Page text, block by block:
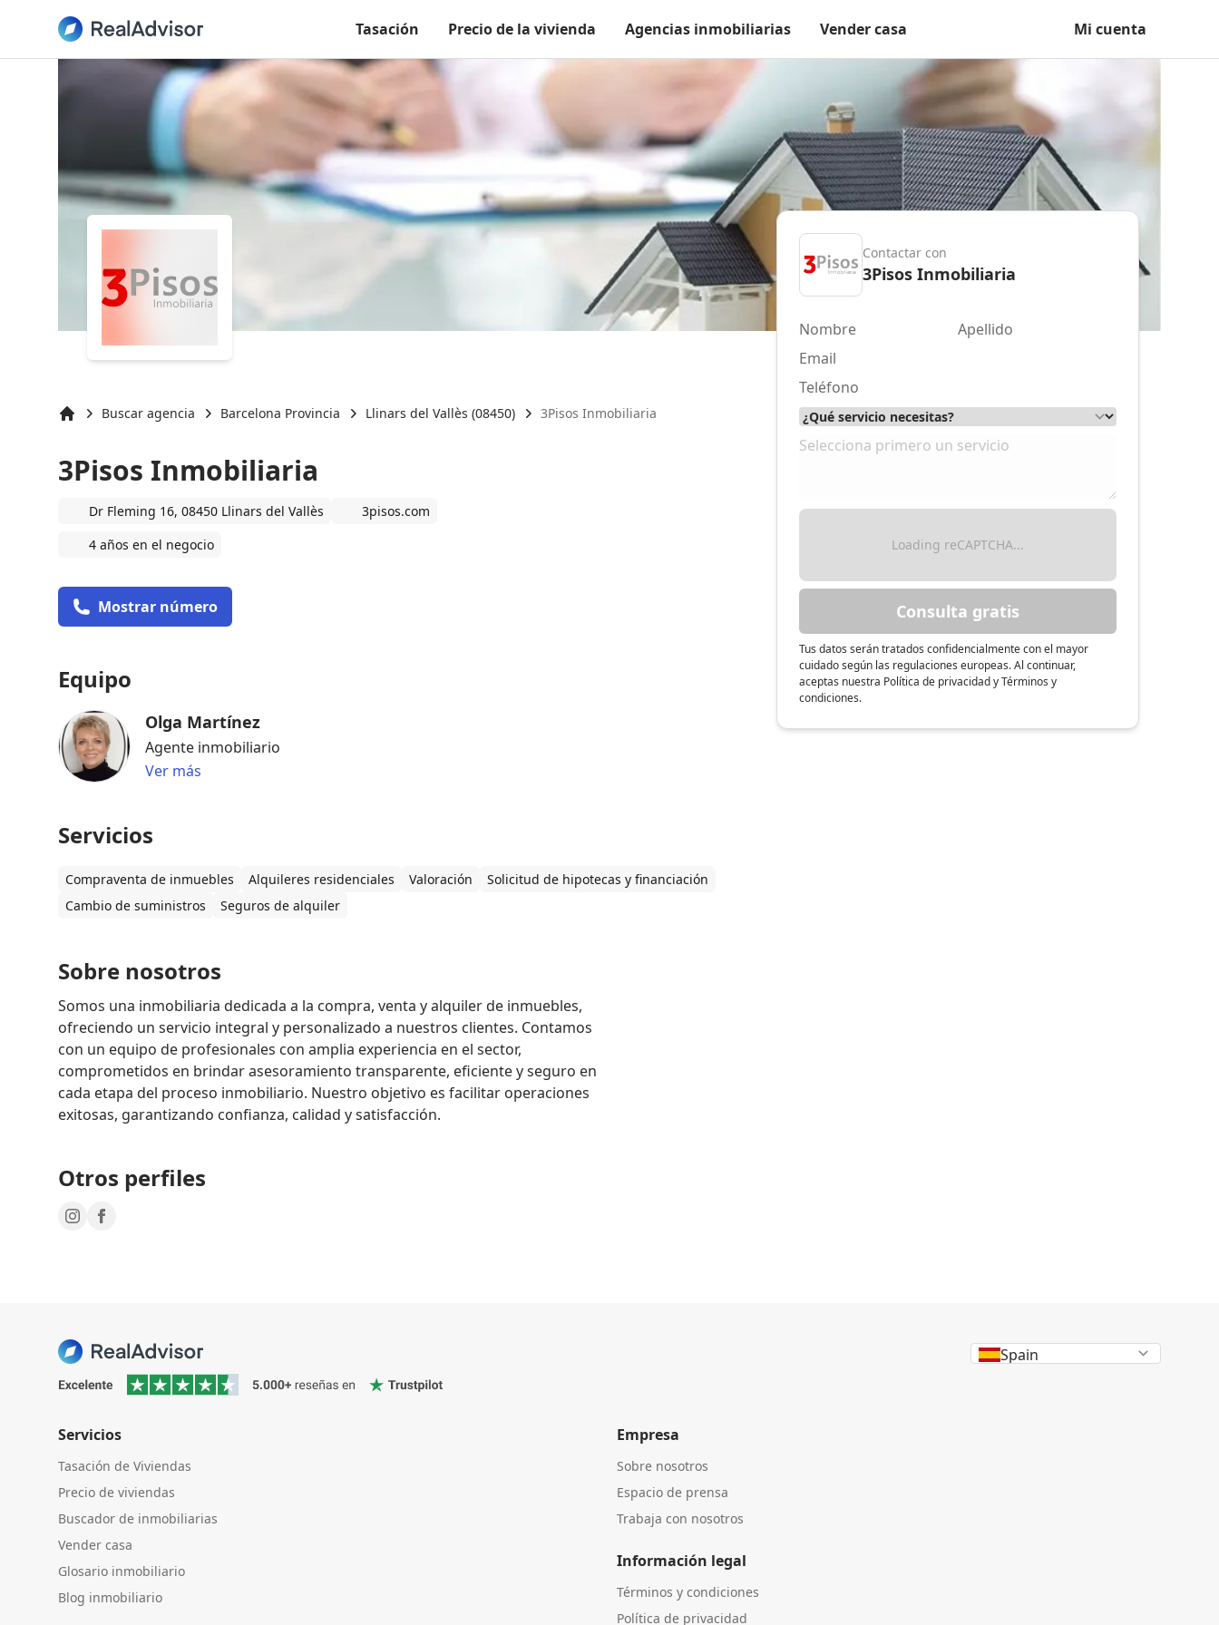
Tasación Precio de la vivienda Agencias inmobiliarias Vender casa Mi cuenta
Buscar agencia Barcelona Provincia Llinars del Vallès (08450) 3Pisos Inmobiliaria
3Pisos Inmobiliaria
Dr Fleming 16, 08450 Llinars del Vallès
3pisos.com
4 años en el negocio
Mostrar número
Equipo
Olga Martínez
Agente inmobiliario
Ver más
Servicios
Compraventa de inmuebles Alquileres residenciales Valoración
Solicitud de hipotecas y financiación
Cambio de suministros
Seguros de alquiler
Sobre nosotros
Somos una inmobiliaria dedicada a la compra, venta y alquiler de inmuebles,
ofreciendo un servicio integral y personalizado a nuestros clientes. Contamos
con un equipo de profesionales con amplia experiencia en el sector,
comprometidos en brindar asesoramiento transparente, eficiente y seguro en
cada etapa del proceso inmobiliario. Nuestro objetivo es facilitar operaciones
exitosas, garantizando confianza, calidad y satisfacción.
Otros perfiles
Contactar con
3Pisos Inmobiliaria
Loading reCAPTCHA...
Consulta gratis
Tus datos serán tratados confidencialmente con el mayor
cuidado según las regulaciones europeas. Al continuar,
aceptas nuestra Política de privacidad y Términos y
condiciones.
Spain
Servicios
Tasación de Viviendas
Precio de viviendas
Buscador de inmobiliarias
Vender casa
Glosario inmobiliario
Blog inmobiliario
Empresa
Sobre nosotros
Espacio de prensa
Trabaja con nosotros
Información legal
Términos y condiciones
Política de privacidad